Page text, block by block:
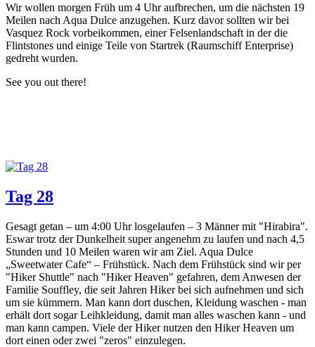
Wir wollen morgen Früh um 4 Uhr aufbrechen, um die nächsten 19
Meilen nach Aqua Dulce anzugehen. Kurz davor sollten wir bei
Vasquez Rock vorbeikommen, einer Felsenlandschaft in der die
Flintstones und einige Teile von Startrek (Raumschiff Enterprise)
gedreht wurden.
See you out there!
Tag 28
Gesagt getan – um 4:00 Uhr losgelaufen – 3 Männer mit "Hirabira".
Eswar trotz der Dunkelheit super angenehm zu laufen und nach 4,5
Stunden und 10 Meilen waren wir am Ziel. Aqua Dulce
„Sweetwater Cafe“ – Frühstück. Nach dem Frühstück sind wir per
"Hiker Shuttle" nach "Hiker Heaven" gefahren, dem Anwesen der
Familie Souffley, die seit Jahren Hiker bei sich aufnehmen und sich
um sie kümmern. Man kann dort duschen, Kleidung waschen - man
erhält dort sogar Leihkleidung, damit man alles waschen kann - und
man kann campen. Viele der Hiker nutzen den Hiker Heaven um
dort einen oder zwei "zeros" einzulegen.